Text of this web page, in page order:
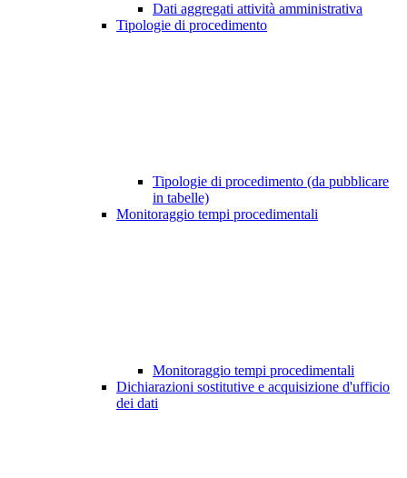
Dati aggregati attività amministrativa
Tipologie di procedimento
Tipologie di procedimento (da pubblicare
in tabelle)
Monitoraggio tempi procedimentali
Monitoraggio tempi procedimentali
Dichiarazioni sostitutive e acquisizione d'ufficio
dei dati